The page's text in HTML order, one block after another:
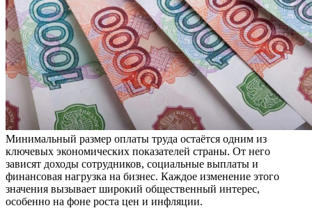
Минимальный размер оплаты труда остаётся одним из
ключевых экономических показателей страны. От него
зависят доходы сотрудников, социальные выплаты и
финансовая нагрузка на бизнес. Каждое изменение этого
значения вызывает широкий общественный интерес,
особенно на фоне роста цен и инфляции.